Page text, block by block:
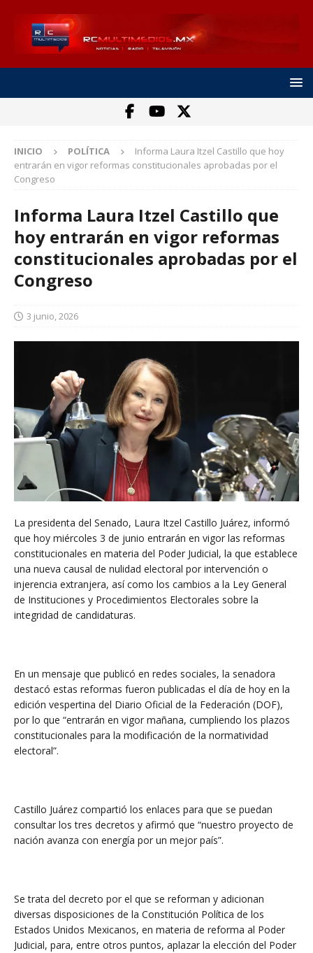
INICIO POLÍTICA
Informa Laura Itzel Castillo que hoy
entrarán en vigor reformas constitucionales aprobadas por el
Congreso
Informa Laura Itzel Castillo que
hoy entrarán en vigor reformas
constitucionales aprobadas por el
Congreso
3 junio, 2026
La presidenta del Senado, Laura Itzel Castillo Juárez, informó
que hoy miércoles 3 de junio entrarán en vigor las reformas
constitucionales en materia del Poder Judicial, la que establece
una nueva causal de nulidad electoral por intervención o
injerencia extranjera, así como los cambios a la Ley General
de Instituciones y Procedimientos Electorales sobre la
integridad de candidaturas.
En un mensaje que publicó en redes sociales, la senadora
destacó estas reformas fueron publicadas el día de hoy en la
edición vespertina del Diario Oficial de la Federación (DOF),
por lo que “entrarán en vigor mañana, cumpliendo los plazos
constitucionales para la modificación de la normatividad
electoral”.
Castillo Juárez compartió los enlaces para que se puedan
consultar los tres decretos y afirmó que “nuestro proyecto de
nación avanza con energía por un mejor país”.
Se trata del decreto por el que se reforman y adicionan
diversas disposiciones de la Constitución Política de los
Estados Unidos Mexicanos, en materia de reforma al Poder
Judicial, para, entre otros puntos, aplazar la elección del Poder